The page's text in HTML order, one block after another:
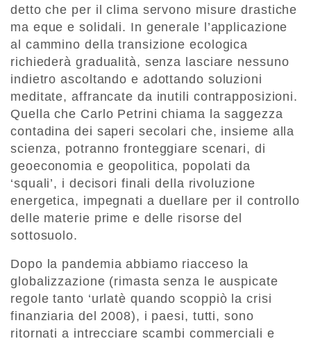
detto che per il clima servono misure drastiche
ma eque e solidali. In generale l’applicazione
al cammino della transizione ecologica
richiederà gradualità, senza lasciare nessuno
indietro ascol­tando e adottando soluzioni
meditate, affrancate da inutili contrapposizioni.
Quel­la che Carlo Petrini chiama la saggezza
contadina dei saperi secolari che, insieme alla
scienza, potranno fronteggiare scenari, di
geoeconomia e geopolitica, popolati da
‘squali’, i decisori finali della rivoluzione
energetica, impegnati a duellare per il controllo
delle materie prime e delle risorse del
sottosuolo.
Dopo la pandemia abbiamo riacceso la
globalizzazione (rimasta senza le auspicate
regole tanto ‘urlatè quando scoppiò la crisi
finanziaria del 2008), i paesi, tutti, sono
ritornati a intrecciare scambi commerciali e